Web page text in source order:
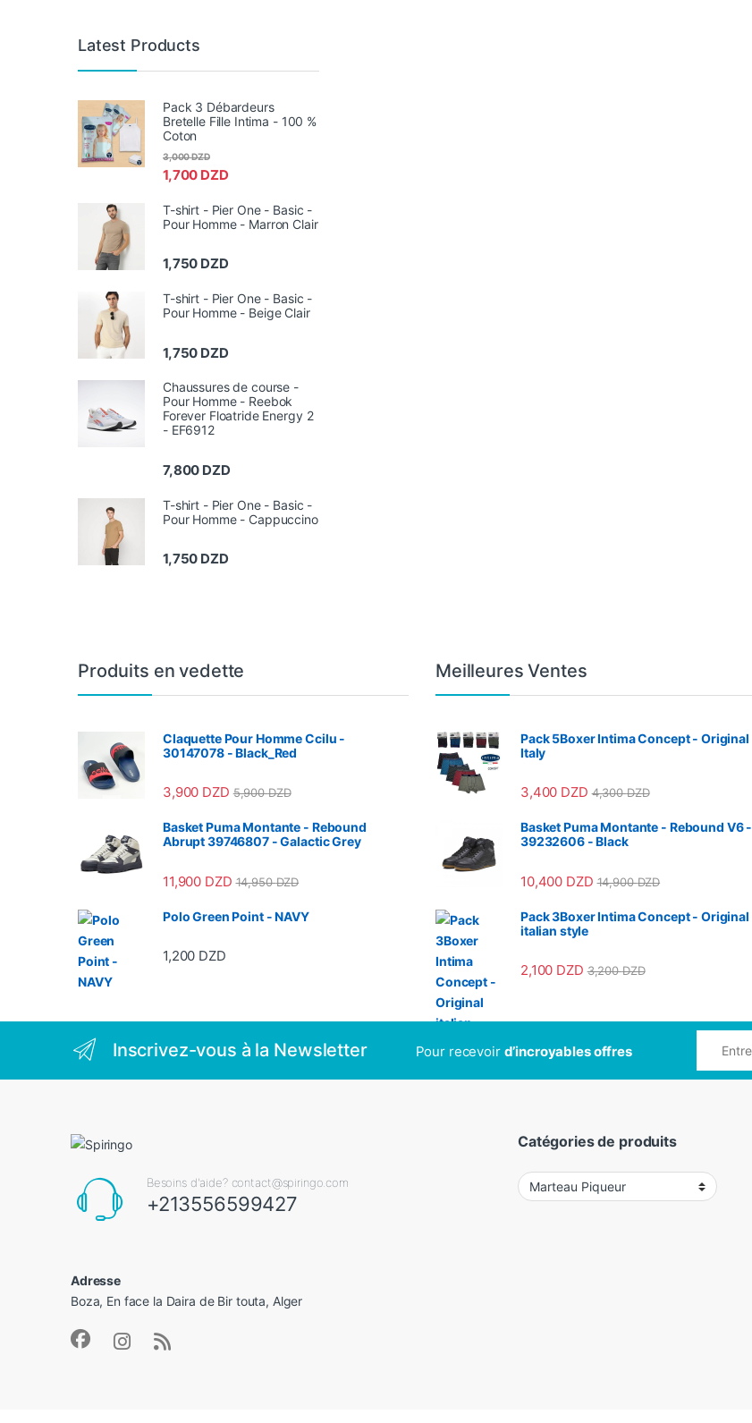
Latest Products
Pack 3 Débardeurs
Bretelle Fille Intima - 100 %
Coton
1,700 DZD
3,000DZD
T-shirt - Pier One - Basic -
Pour Homme - Marron Clair
1,750 DZD
T-shirt - Pier One - Basic -
Pour Homme - Beige Clair
1,750 DZD
Chaussures de course -
Pour Homme - Reebok
Forever Floatride Energy 2
- EF6912
7,800 DZD
T-shirt - Pier One - Basic -
Pour Homme - Cappuccino
1,750 DZD
Produits en vedette
Claquette Pour Homme Ccilu -
30147078 - Black_Red
3,900 DZD 5,900DZD
Basket Puma Montante - Rebound
Abrupt 39746807 - Galactic Grey
11,900 DZD 14,950DZD
Polo Green Point - NAVY
1,200 DZD
Meilleures Ventes
Pack 5Boxer Intima Concept - Original
Italy
3,400 DZD 4,300DZD
Basket Puma Montante - Rebound V6 -
39232606 - Black
10,400 DZD 14,900DZD
Pack 3Boxer Intima Concept - Original
italian style
2,100 DZD 3,200DZD
Inscrivez-vous à la Newsletter Pour recevoir d’incroyables offres
Besoins d'aide? contact@spiringo.com
+213556599427
Adresse
Boza, En face la Daira de Bir touta, Alger
Catégories de produits